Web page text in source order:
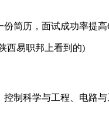
简历，面试成功率提高
西易职邦上看到的)
控制科学与工程、电路